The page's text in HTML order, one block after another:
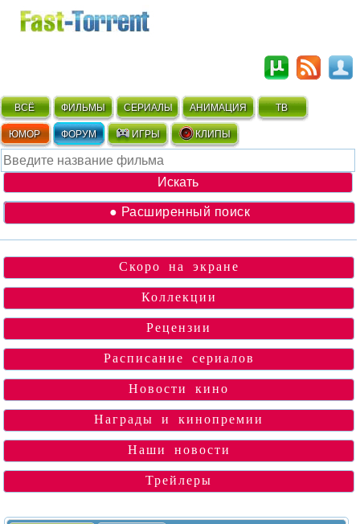
ВСЁ ФИЛЬМЫ СЕРИАЛЫ АНИМАЦИЯ ТВ
ЮМОР ФОРУМ ИГРЫ КЛИПЫ
● Расширенный поиск
Скоро на экране
Коллекции
Рецензии
Расписание сериалов
Новости кино
Награды и кинопремии
Наши новости
Трейлеры